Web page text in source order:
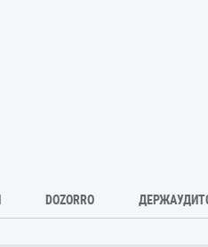
DOZORRO